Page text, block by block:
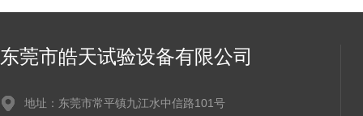
东莞市皓天试验设备有限公司
地址：东莞市常平镇九江水中信路101号